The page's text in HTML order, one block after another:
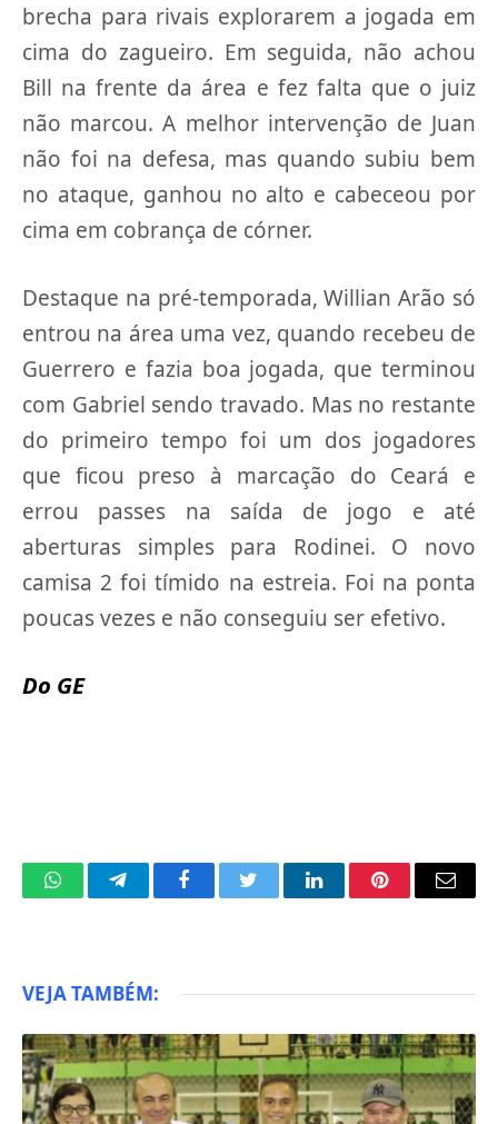
brecha para rivais explorarem a jogada em
cima do zagueiro. Em seguida, não achou
Bill na frente da área e fez falta que o juiz
não marcou. A melhor intervenção de Juan
não foi na defesa, mas quando subiu bem
no ataque, ganhou no alto e cabeceou por
cima em cobrança de córner.
Destaque na pré-temporada, Willian Arão só
entrou na área uma vez, quando recebeu de
Guerrero e fazia boa jogada, que terminou
com Gabriel sendo travado. Mas no restante
do primeiro tempo foi um dos jogadores
que ficou preso à marcação do Ceará e
errou passes na saída de jogo e até
aberturas simples para Rodinei. O novo
camisa 2 foi tímido na estreia. Foi na ponta
poucas vezes e não conseguiu ser efetivo.
Do GE
WhatsAppTelegramFacebookTwitter LinkedInPinterestEmail
VEJA TAMBÉM: